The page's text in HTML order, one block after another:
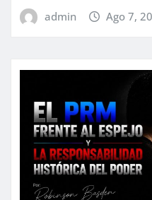
admin Ago 7,